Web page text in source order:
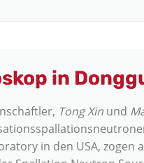
in
Tong Xin und
in den USA,